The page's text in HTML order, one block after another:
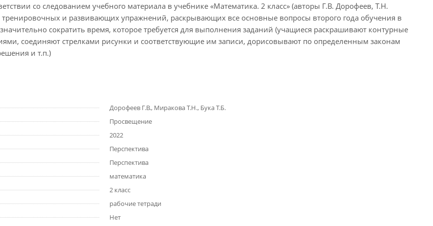
со следованием учебного материала в учебнике «Математика. 2 класс» (авторы Г.В. Дорофеев, Т.Н.
и развивающих упражнений, раскрывающих все основные вопросы второго года обучения в
сократить время, которое требуется для выполнения заданий (учащиеся раскрашивают контурные
соединяют стрелками рисунки и соответствующие им записи, дорисовывают по определенным законам
и т.п.)
Дорофеев Г.В., Миракова Т.Н., Бука Т.Б.
Просвещение
2022
Перспектива
Перспектива
математика
2 класс
рабочие тетради
Нет